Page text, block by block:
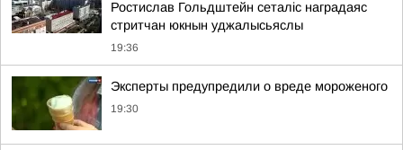
Ростислав Гольдштейн сеталіс наградаяс
стритчан юкнын уджалысьяслы
19:36
Эксперты предупредили о вреде мороженого
19:30